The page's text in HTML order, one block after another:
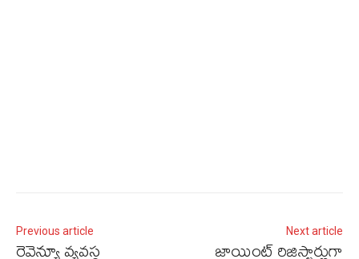
Previous article
రెవెన్యూ వ్యవస్థ
Next article
జాయింట్ రిజిస్ట్రార్లుగా